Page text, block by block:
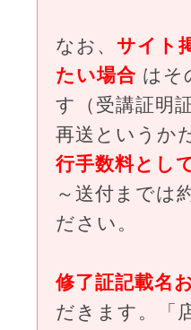
なお、 サイト
たい場合 はそ
す（受講証明
再送というか
行手数料とし
～送付までは
ださい。
修了証記載名
だきます。「